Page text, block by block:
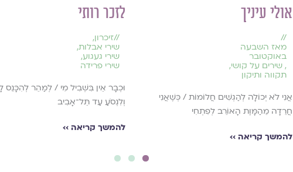
אולי עיניך
//
מאז השבעה
באוקטובר
, שירים על קושי,
תקווה ותיקון
אֲנִי לֹא יְכוֹלָה לְהַגְשִׁים חֲלוֹמוֹת / כְּשֶׁאֲנִי
חֲרֵדָה מֵהַמָּוֶת הָאוֹרֵב לְפִתְחִי
להמשך קריאה ››
לזכר רותי
//זיכרון,
שירי אבלות,
שירי געגוע,
שירי פרידה
וּכְבָר אֵין בִּשְׁבִיל מִי / לְמַהֵר לְהִכָּנֵס
וְלִנְסֹעַ עַד תֵּל־אָבִיב
להמשך קריאה ››
1